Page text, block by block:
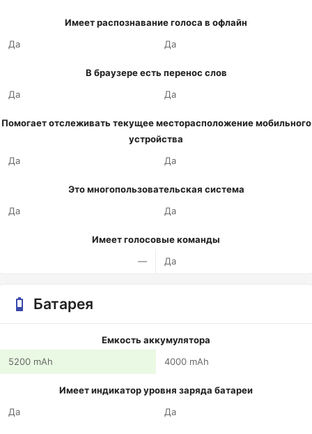
Имеет распознавание голоса в офлайн
Да
Да
В браузере есть перенос слов
Да
Да
Помогает отслеживать текущее месторасположение мобильного
устройства
Да
Да
Это многопользовательская система
Да
Да
Имеет голосовые команды
—
Да
Батарея
Емкость аккумулятора
5200 mAh
4000 mAh
Имеет индикатор уровня заряда батареи
Да
Да